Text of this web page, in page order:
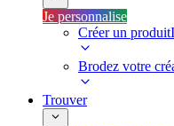
Je personnalise
Créer un produit
Brodez votre
Trouver